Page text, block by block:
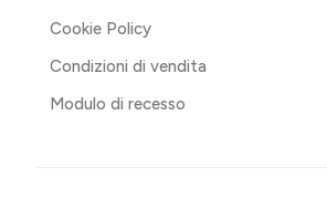
Cookie Policy
Condizioni di vendita
Modulo di recesso